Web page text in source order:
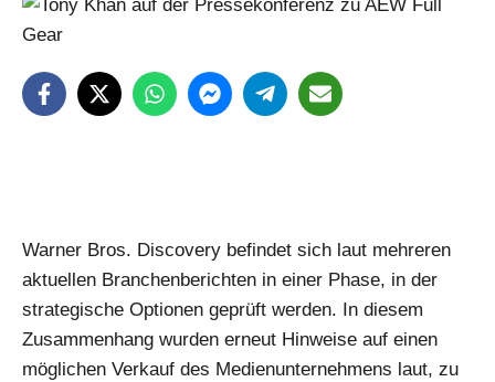
Warner Bros. Discovery befindet sich laut mehreren
aktuellen Branchenberichten in einer Phase, in der
strategische Optionen geprüft werden. In diesem
Zusammenhang wurden erneut Hinweise auf einen
möglichen Verkauf des Medienunternehmens laut, zu